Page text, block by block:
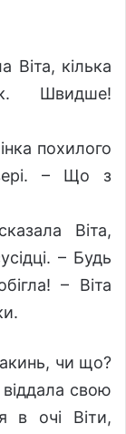
Віта, кілька
Швидше!
похилого
– Що з
Віта,
– Будь
– Віта
чи що?
свою
в очі Віти,